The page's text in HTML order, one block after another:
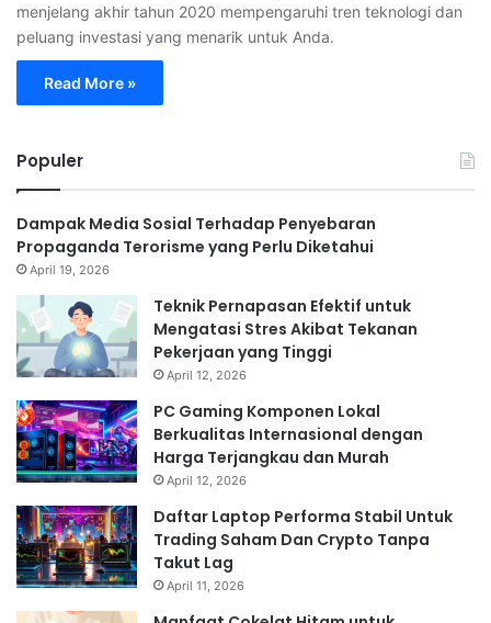
menjelang akhir tahun 2020 mempengaruhi tren teknologi dan
peluang investasi yang menarik untuk Anda.
Read More »
Populer
Dampak Media Sosial Terhadap Penyebaran
Propaganda Terorisme yang Perlu Diketahui
April 19, 2026
Teknik Pernapasan Efektif untuk
Mengatasi Stres Akibat Tekanan
Pekerjaan yang Tinggi
April 12, 2026
PC Gaming Komponen Lokal
Berkualitas Internasional dengan
Harga Terjangkau dan Murah
April 12, 2026
Daftar Laptop Performa Stabil Untuk
Trading Saham Dan Crypto Tanpa
Takut Lag
April 11, 2026